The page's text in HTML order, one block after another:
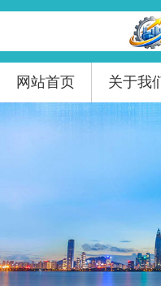
网站首页 关于我